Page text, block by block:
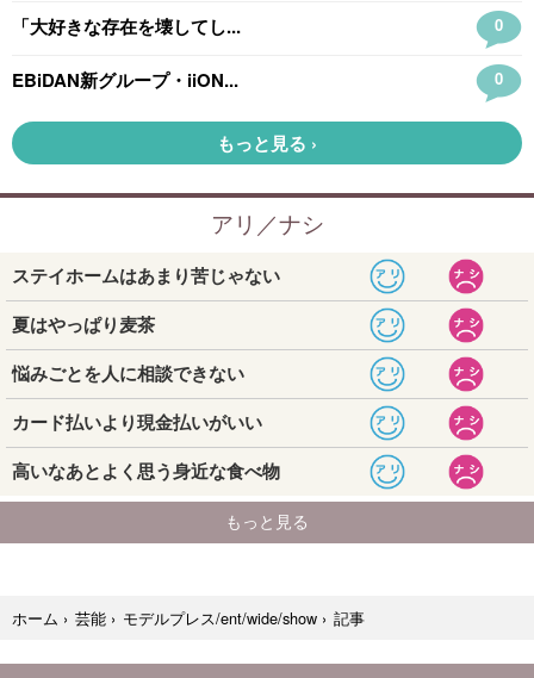
ホーム › 芸能 › モデルプレス/ent/wide/show › 記事